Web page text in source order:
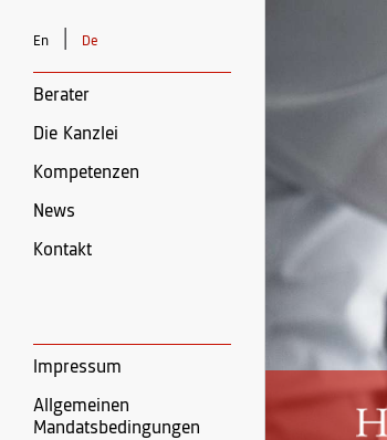
En De
Berater
Die Kanzlei
Kompetenzen
News
Kontakt
Impressum
Allgemeinen
Mandatsbedingungen